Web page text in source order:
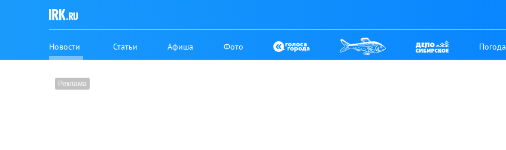
Новости Статьи Афиша Фото Погода